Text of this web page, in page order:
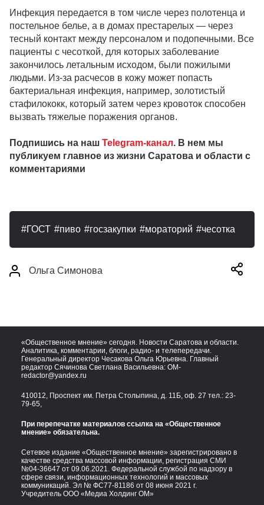
Инфекция передается в том числе через полотенца и
постельное белье, а в домах престарелых — через
тесный контакт между персоналом и подопечными. Все
пациенты с чесоткой, для которых заболевание
закончилось летальным исходом, были пожилыми
людьми. Из-за расчесов в кожу может попасть
бактериальная инфекция, например, золотистый
стафилококк, который затем через кровоток способен
вызвать тяжелые поражения органов.
Подпишись на наш Telegram-канал. В нем мы
публикуем главное из жизни Саратова и области с
комментариями
ГОСТ пиво госзакупки мораторий чесотка
Ольга Симонова
«Общественное мнение» сегодня. Новости Саратова и области.
Аналитика, комментарии, блоги, радио- и телепередачи.
Генеральный директор Чесакова Ольга Юрьевна. Главный
редактор Сячинова Светлана Васильевна: OM-
redactor@yandex.ru
410012, Проспект им. Петра Столыпина, д. 11Б, оф. 27 тел.: 23-
79-65,
При перепечатке материалов ссылка на «Общественное
мнение» обязательна.
Сетевое издание «Общественное мнение» зарегистрировано в
качестве средства массовой информации, регистрация СМИ
№04-36647 от 09.06.2021. Федеральной службой по надзору в
сфере связи, информационных технологий и массовых
коммуникаций. Эл № ФС77-81186 от 08 июня 2021 г.
Учредитель ООО «Медиа Холдинг ОМ»